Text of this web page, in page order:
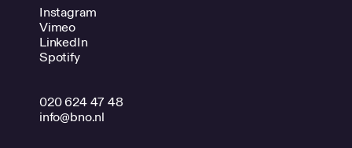
Instagram
Vimeo
LinkedIn
Spotify
020 624 47 48
info@bno.nl